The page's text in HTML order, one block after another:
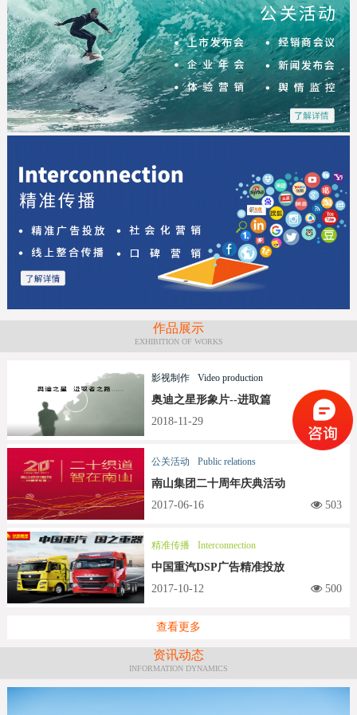
作品展示
EXHIBITION OF WORKS
影视制作 Video production
奥迪之星形象片--进取篇
2018-11-29
509
公关活动 Public relations
南山集团二十周年庆典活动
2017-06-16
503
精准传播 Interconnection
中国重汽DSP广告精准投放
2017-10-12
500
查看更多
资讯动态
INFORMATION DYNAMICS